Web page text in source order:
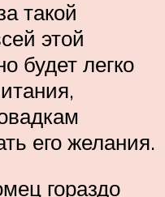
такой
этой
будет легко
его желания.
гораздо